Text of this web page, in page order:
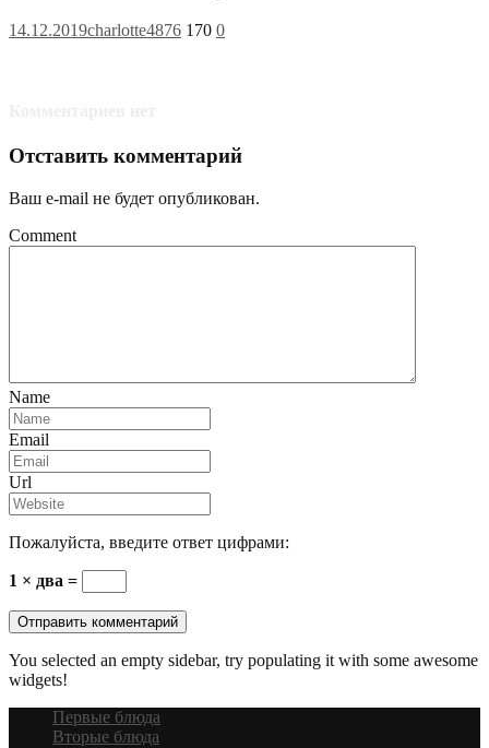
14.12.2019charlotte4876 170 0
Отставить комментарий
Ваш e-mail не будет опубликован.
Comment
Name
Email
Url
Пожалуйста, введите ответ цифрами:
1 × два =
You selected an empty sidebar, try populating it with some awesome
widgets!
Первые блюда
Вторые блюда